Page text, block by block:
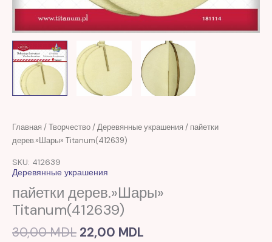
Главная /Творчество/Деревянные украшения / пайетки
дерев.»Шары» Titanum(412639)
SKU: 412639
Деревянные украшения
пайетки дерев.»Шары»
Titanum(412639)
30,00MDL
Первоначальная
цена
22,00 MDL
Текущая
Количество
товара
дерев."Шары"
Titanum(412639)